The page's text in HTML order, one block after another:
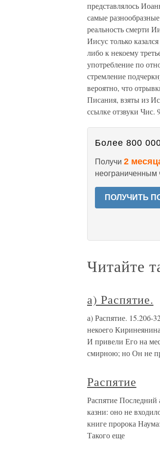
представлялось
самые
реальность смерти
Иисус только
либо к некоему
употребление по
стремление
вероятно, что
Писания, взяты из
ссылке отзвуки Чис.
Более 800
Получи 2
неограниченным
ПОЛУЧИТЬ
Читайте
а) Распятие.
а) Распятие. 15.20б-
некоего
И привели Его на
смирною; но Он не
Распятие
Распятие Последний
казни: оно не
книге пророка
Такого еще